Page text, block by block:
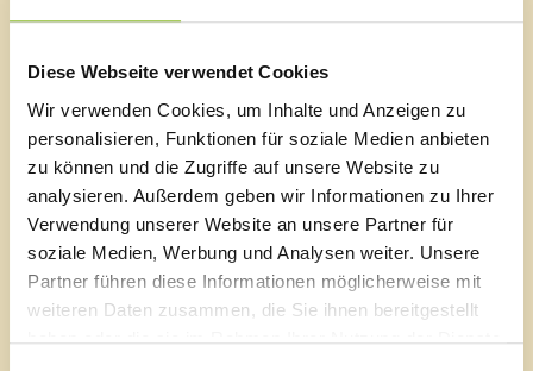
Diese Webseite verwendet Cookies
Wir verwenden Cookies, um Inhalte und Anzeigen zu
personalisieren, Funktionen für soziale Medien anbieten
zu können und die Zugriffe auf unsere Website zu
analysieren. Außerdem geben wir Informationen zu Ihrer
Verwendung unserer Website an unsere Partner für
soziale Medien, Werbung und Analysen weiter. Unsere
Partner führen diese Informationen möglicherweise mit
weiteren Daten zusammen, die Sie ihnen bereitgestellt
haben oder die sie im Rahmen Ihrer Nutzung der Dienste
Tickets
Bürgerservice-Stelle im Rathaus Frastanz und an der
Abendkassa in der Vorarlberger Museumswelt
verkauft.
Informationen zu den Filmen und Karten unter
05522/51534-0 oder unter
www.frastanz.at/kino
Marktgemeinde Frastanz